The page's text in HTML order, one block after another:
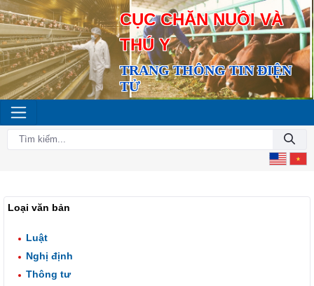
CỤC CHĂN NUÔI VÀ
THÚ Y
TRANG THÔNG TIN ĐIỆN
TỬ
Loại văn bản
Luật
Nghị định
Thông tư